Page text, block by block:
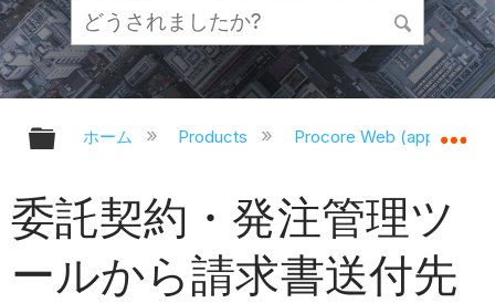
グローバル階層を展開/折りたたむ
ホーム Products Procore Web
委託契約・発注管理ツ
ールから請求書送付先